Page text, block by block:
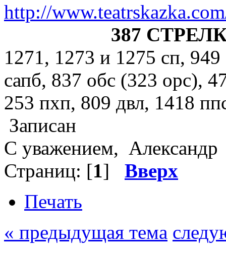
http://
387
1271, 1273 и 1275 сп,
сапб, 837 обс (323 орс),
253 пхп, 809 двл, 1418
Записан
С уважением, Александр
Страниц: [1] Вверх
Печать
« предыдущая тема